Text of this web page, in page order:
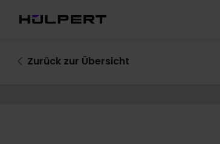
Zurück zur Übersicht